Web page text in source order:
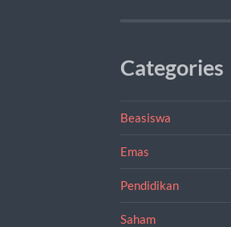
Categories
Beasiswa
Emas
Pendidikan
Saham